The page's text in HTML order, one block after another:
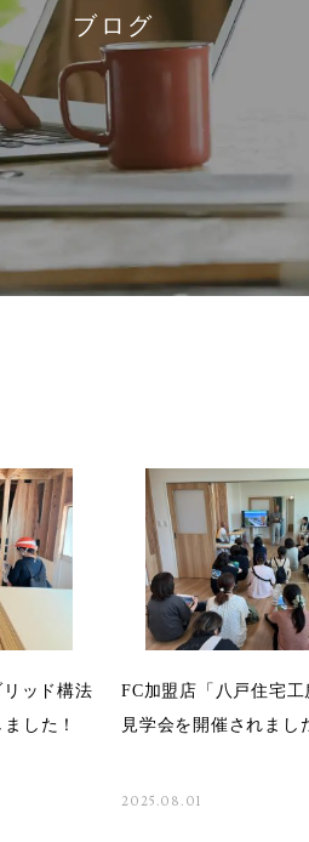
ブ ロ グ
ッド構法
した！
FC加盟店「八戸住宅
見学会を開催されまし
2025.08.01